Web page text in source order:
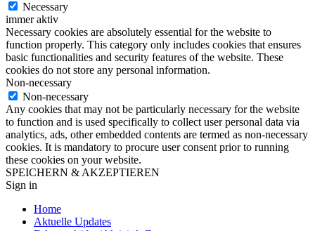
Necessary
immer aktiv
Necessary cookies are absolutely essential for the website to
function properly. This category only includes cookies that ensures
basic functionalities and security features of the website. These
cookies do not store any personal information.
Non-necessary
Non-necessary
Any cookies that may not be particularly necessary for the website
to function and is used specifically to collect user personal data via
analytics, ads, other embedded contents are termed as non-necessary
cookies. It is mandatory to procure user consent prior to running
these cookies on your website.
SPEICHERN & AKZEPTIEREN
Sign in
Home
Aktuelle Updates